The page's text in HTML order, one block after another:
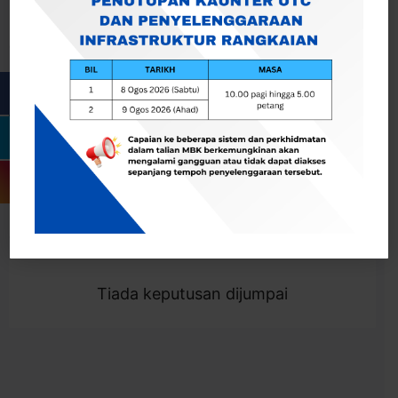
Togol Penapis
Showing 0 result
Tiada keputusan dijumpai